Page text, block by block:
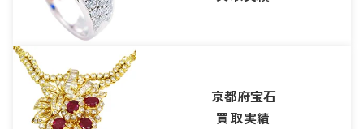
京都府宝石
買取実績